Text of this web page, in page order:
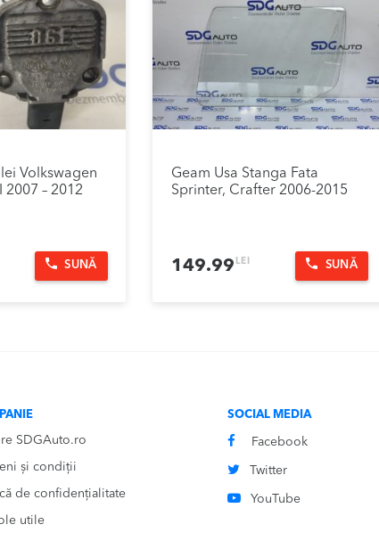
Volkswagen
2007 – 2012
SUNĂ
Geam Usa Stanga Fata
Sprinter, Crafter 2006-2015
149.99 LEI SUNĂ
SDGAuto.ro
și condiții
de confidențialitate
utile
SOCIAL MEDIA
Facebook
Twitter
YouTube